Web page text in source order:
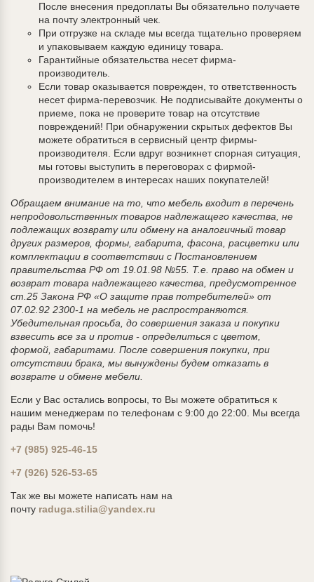
После внесения предоплаты Вы обязательно получаете
на почту электронный чек.
При отгрузке на складе мы всегда тщательно проверяем
и упаковываем каждую единицу товара.
Гарантийные обязательства несет фирма-
производитель.
Если товар оказывается поврежден, то ответственность
несет фирма-перевозчик. Не подписывайте документы о
приеме, пока не проверите товар на отсутствие
повреждений! При обнаружении скрытых дефектов Вы
можете обратиться в сервисный центр фирмы-
производителя. Если вдруг возникнет спорная ситуация,
мы готовы выступить в переговорах с фирмой-
производителем в интересах наших покупателей!
Обращаем внимание на то, что мебель входит в перечень
непродовольственных товаров надлежащего качества, не
подлежащих возврату или обмену на аналогичный товар
других размеров, формы, габарита, фасона, расцветки или
комплектации в соответствии с Постановлением
правительства РФ от 19.01.98 №55. Т.е. право на обмен и
возврат товара надлежащего качества, предусмотренное
ст.25 Закона РФ «О защите прав потребителей» от
07.02.92 2300-1 на мебель не распространяются.
Убедительная просьба, до совершения заказа и покупки
взвесить все за и против - определиться с цветом,
формой, габаритами. После совершения покупки, при
отсутствии брака, мы вынуждены будем отказать в
возврате и обмене мебели.
Если у Вас остались вопросы, то Вы можете обратиться к
нашим менеджерам по телефонам с 9:00 до 22:00. Мы всегда
рады Вам помочь!
+7 (985) 925-46-15
+7 (926) 526-53-65
Так же вы можете написать нам на
почту raduga.stilia@yandex.ru